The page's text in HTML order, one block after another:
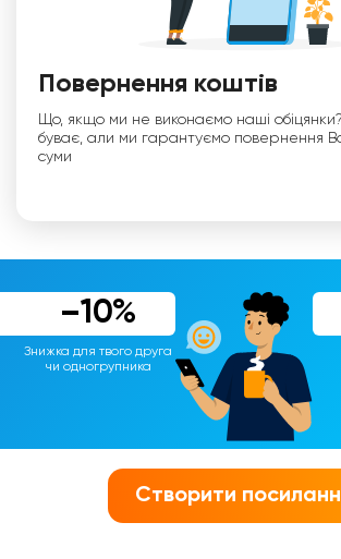
Повернення коштів
Що, якщо ми не виконаємо наші
буває, али ми гарантуємо повернення
суми
–10%
Знижка для твого друга
чи одногрупника
Створити